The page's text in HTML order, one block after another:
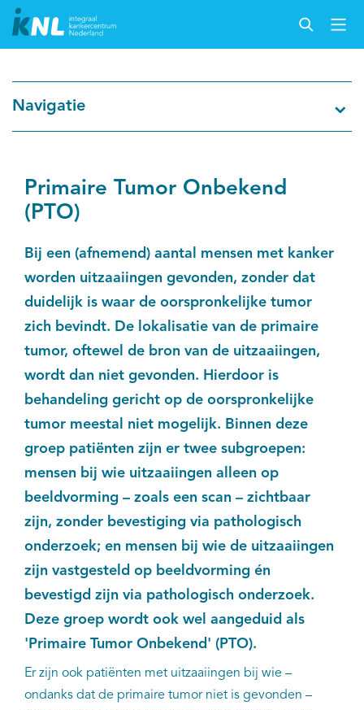
Cijfers over kanker
Over IKNL
Palliatieve zorg
Kankeratlas
IKNL and the NCR
Dure geneesmiddelen
Itemsets
Nieuws
Projecten
Trials
Webshop
Navigatie
Primaire Tumor Onbekend
(PTO)
Bij een (afnemend) aantal mensen met kanker
worden uitzaaiingen gevonden, zonder dat
duidelijk is waar de oorspronkelijke tumor
zich bevindt. De lokalisatie van de primaire
tumor, oftewel de bron van de uitzaaiingen,
wordt dan niet gevonden. Hierdoor is
behandeling gericht op de oorspronkelijke
tumor meestal niet mogelijk. Binnen deze
groep patiënten zijn er twee subgroepen:
mensen bij wie uitzaaiingen alleen op
beeldvorming – zoals een scan – zichtbaar
zijn, zonder bevestiging via pathologisch
onderzoek; en mensen bij wie de uitzaaiingen
zijn vastgesteld op beeldvorming én
bevestigd zijn via pathologisch onderzoek.
Deze groep wordt ook wel aangeduid als
'Primaire Tumor Onbekend' (PTO).
Er zijn ook patiënten met uitzaaiingen bij wie –
ondanks dat de primaire tumor niet is gevonden –